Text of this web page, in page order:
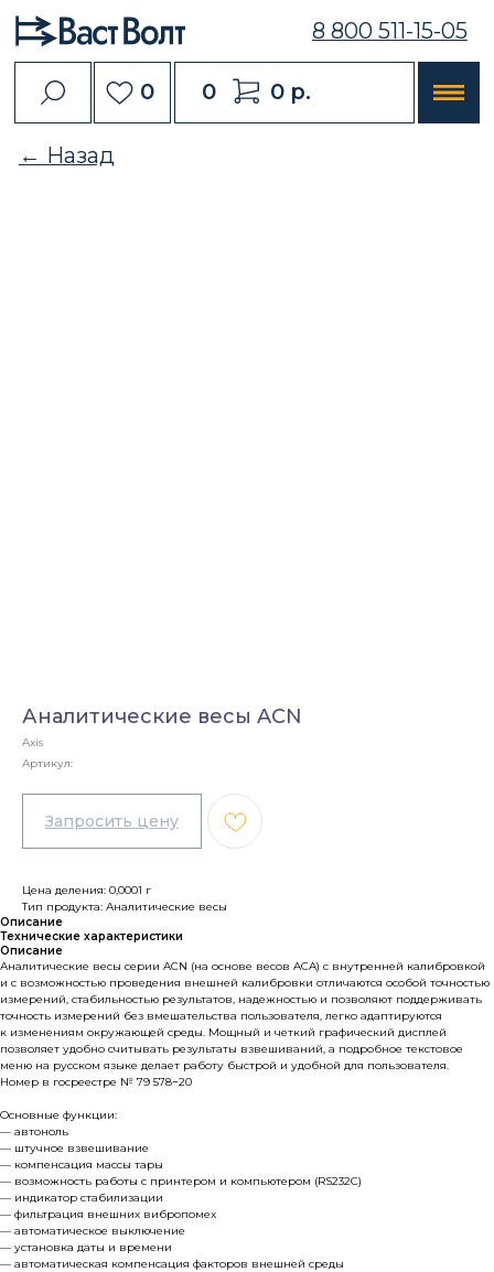
0
8 800 511-15-05
0 р.
0
← Назад
Аналитические весы ACN
Axis
Артикул:
Цена деления: 0,0001 г
Тип продукта: Аналитические весы
Описание
Технические характеристики
Описание
Аналитические весы серии ACN (на основе весов ACA) с внутренней калибровкой
и с возможностью проведения внешней калибровки отличаются особой точностью
измерений, стабильностью результатов, надежностью и позволяют поддерживать
точность измерений без вмешательства пользователя, легко адаптируются
к изменениям окружающей среды. Мощный и четкий графический дисплей
позволяет удобно считывать результаты взвешиваний, а подробное текстовое
меню на русском языке делает работу быстрой и удобной для пользователя.
Номер в госреестре № 79 578−20
Основные функции:
— автоноль
— штучное взвешивание
— компенсация массы тары
— возможность работы с принтером и компьютером (RS232C)
— индикатор стабилизации
— фильтрация внешних вибропомех
— автоматическое выключение
— установка даты и времени
— автоматическая компенсация факторов внешней среды